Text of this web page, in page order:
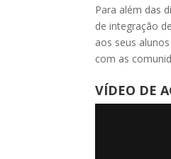
Para além das
de integração
aos seus
com as
VÍDEO DE